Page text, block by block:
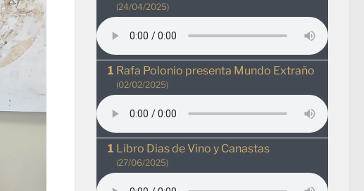
(24/04/2025)
Rafa Polonio presenta Mundo Extraño
(02/02/2025)
Libro Dias de Vino y Canastas
(27/06/2025)